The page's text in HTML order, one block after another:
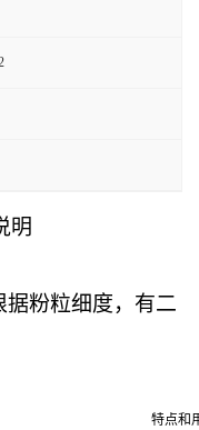
明
据粉粒细度，有二
特点和